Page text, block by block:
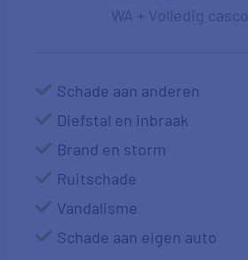
WA + Volledig casco
Schade aan anderen
Diefstal en inbraak
Brand en storm
Ruitschade
Vandalisme
Schade aan eigen auto